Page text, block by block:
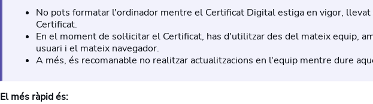
No pots formatar l'ordinador mentre el Certificat Digital estiga en vigor,
Certificat.
En el moment de sol·licitar el Certificat, has d'utilitzar des del mateix equip,
usuari i el mateix navegador.
A més, és recomanable no realitzar actualitzacions en l'equip mentre dure
El més ràpid és: